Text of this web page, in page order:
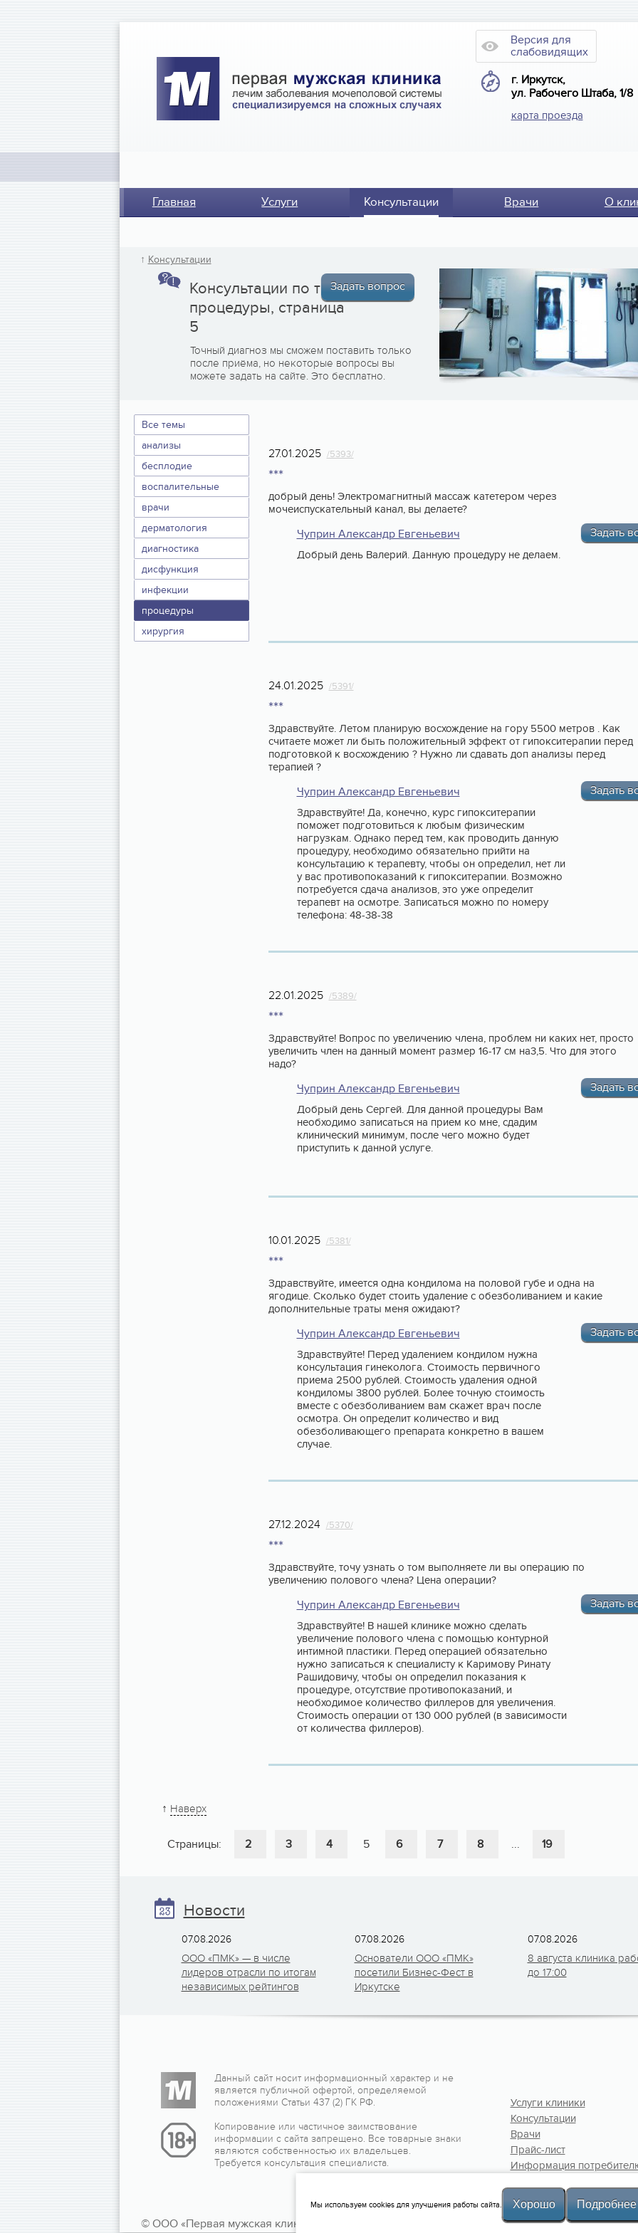
Версия для
слабовидящих
г. Иркутск,
ул. Рабочего Штаба, 1/8
карта проезда
Главная Услуги Консультации Врачи О
↑ Консультации
Задать вопрос
Консультации по теме
процедуры, страница
5
Точный диагноз мы сможем поставить только
после приёма, но некоторые вопросы вы
можете задать на сайте. Это бесплатно.
27.01.2025 /5393/
***
добрый день! Электромагнитный массаж катетером через
мочеиспускательный канал, вы делаете?
Задать
Чуприн Александр Евгеньевич
Добрый день Валерий. Данную процедуру не делаем.
24.01.2025 /5391/
***
Здравствуйте. Летом планирую восхождение на гору 5500 метров . Как
считаете может ли быть положительный эффект от гипокситерапии перед
подготовкой к восхождению ? Нужно ли сдавать доп анализы перед
терапией ?
Задать
Чуприн Александр Евгеньевич
Здравствуйте! Да, конечно, курс гипокситерапии
поможет подготовиться к любым физическим
нагрузкам. Однако перед тем, как проводить данную
процедуру, необходимо обязательно прийти на
консультацию к терапевту, чтобы он определил, нет ли
у вас противопоказаний к гипокситерапии. Возможно
потребуется сдача анализов, это уже определит
терапевт на осмотре. Записаться можно по номеру
телефона: 48-38-38
22.01.2025 /5389/
***
Здравствуйте! Вопрос по увеличению члена, проблем ни каких нет, просто
увеличить член на данный момент размер 16-17 см на3,5. Что для этого
надо?
Задать
Чуприн Александр Евгеньевич
Добрый день Сергей. Для данной процедуры Вам
необходимо записаться на прием ко мне, сдадим
клинический минимум, после чего можно будет
приступить к данной услуге.
10.01.2025 /5381/
***
Здравствуйте, имеется одна кондилома на половой губе и одна на
ягодице. Сколько будет стоить удаление с обезболиванием и какие
дополнительные траты меня ожидают?
Задать
Чуприн Александр Евгеньевич
Здравствуйте! Перед удалением кондилом нужна
консультация гинеколога. Стоимость первичного
приема 2500 рублей. Стоимость удаления одной
кондиломы 3800 рублей. Более точную стоимость
вместе с обезболиванием вам скажет врач после
осмотра. Он определит количество и вид
обезболивающего препарата конкретно в вашем
случае.
27.12.2024 /5370/
***
Здравствуйте, точу узнать о том выполняете ли вы операцию по
увеличению полового члена? Цена операции?
Задать
Чуприн Александр Евгеньевич
Здравствуйте! В нашей клинике можно сделать
увеличение полового члена с помощью контурной
интимной пластики. Перед операцией обязательно
нужно записаться к специалисту к Каримову Ринату
Рашидовичу, чтобы он определил показания к
процедуре, отсутствие противопоказаний, и
необходимое количество филлеров для увеличения.
Стоимость операции от 130 000 рублей (в зависимости
от количества филлеров).
↑ Наверх
Страницы: 2 3 4 5 6 7 8 ... 19
Все темы
анализы
бесплодие
воспалительные
врачи
дерматология
диагностика
дисфункция
инфекции
процедуры
хирургия
Новости
07.08.2026
ООО «ПМК» — в числе
лидеров отрасли по итогам
независимых рейтингов
07.08.2026
Основатели ООО «ПМК»
посетили Бизнес-Фест в
Иркутске
07.08.2026
8 августа клиника
до 17:00
Данный сайт носит информационный характер и не
является публичной офертой, определяемой
положениями Статьи 437 (2) ГК РФ.
Копирование или частичное заимствование
информации с сайта запрещено. Все товарные знаки
являются собственностью их владельцев.
Требуется консультация специалиста.
Услуги клиники
Консультации
Врачи
Прайс-лист
Информация
© ООО «Первая мужская клиника», 2010-2026 Политика клиники Лицензия
Мы используем cookies для улучшения работы сайта. Хорошо Подробнее